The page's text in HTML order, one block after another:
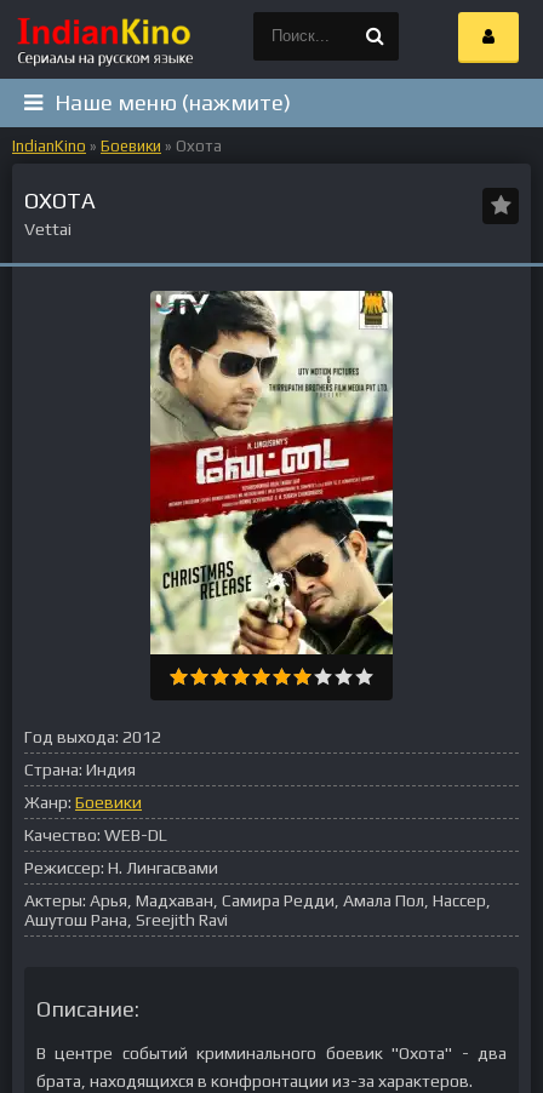
Наше меню (нажмите)
IndianKino » Боевики » Охота
ОХОТА
Vettai
Год выхода: 2012
Страна: Индия
Жанр: Боевики
Качество: WEB-DL
Режиссер: Н. Лингасвами
Актеры: Арья, Мадхаван, Самира Редди, Амала Пол, Нассер,
Ашутош Рана, Sreejith Ravi
Описание:
В центре событий криминального боевик "Охота" - два
брата, находящихся в конфронтации из-за характеров.